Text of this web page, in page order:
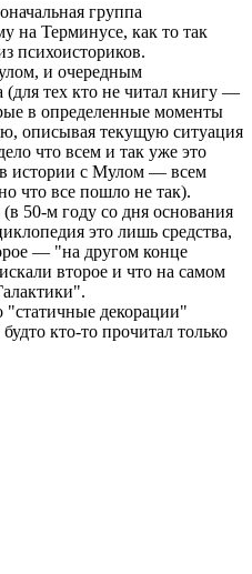
группа
на Терминусе, как то так
психоисториков.
и очередным
тех кто не читал книгу —
в определенные моменты
описывая текущую ситуация
что всем и так уже это
в истории с Мулом — всем
что все пошло не так).
50-м году со дня основания
это лишь средства,
— "на другом конце
второе и что на самом
"статичные декорации"
кто-то прочитал только